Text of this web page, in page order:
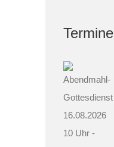
Termine